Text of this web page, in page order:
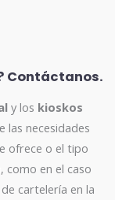
Contáctanos.
y los kioskos
las necesidades
ofrece o el tipo
como en el caso
cartelería en la